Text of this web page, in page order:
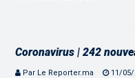
Coronavirus | 242
Par Le Reporter.ma 11/05/